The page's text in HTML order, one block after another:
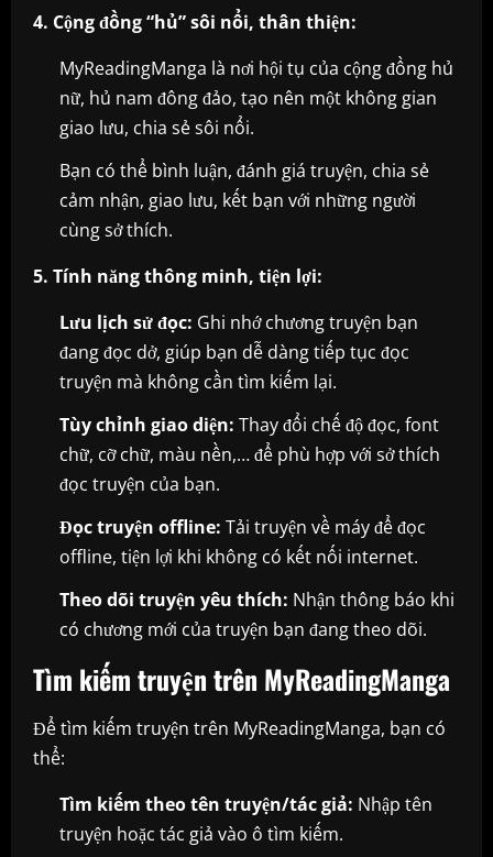
4. Cộng đồng “hủ” sôi nổi, thân thiện:
MyReadingManga là nơi hội tụ của cộng đồng hủ
nữ, hủ nam đông đảo, tạo nên một không gian
giao lưu, chia sẻ sôi nổi.
Bạn có thể bình luận, đánh giá truyện, chia sẻ
cảm nhận, giao lưu, kết bạn với những người
cùng sở thích.
5. Tính năng thông minh, tiện lợi:
Lưu lịch sử đọc: Ghi nhớ chương truyện bạn
đang đọc dở, giúp bạn dễ dàng tiếp tục đọc
truyện mà không cần tìm kiếm lại.
Tùy chỉnh giao diện: Thay đổi chế độ đọc, font
chữ, cỡ chữ, màu nền,… để phù hợp với sở thích
đọc truyện của bạn.
Đọc truyện offline: Tải truyện về máy để đọc
offline, tiện lợi khi không có kết nối internet.
Theo dõi truyện yêu thích: Nhận thông báo khi
có chương mới của truyện bạn đang theo dõi.
Tìm kiếm truyện trên MyReadingManga
Để tìm kiếm truyện trên MyReadingManga, bạn có
thể:
Tìm kiếm theo tên truyện/tác giả: Nhập tên
truyện hoặc tác giả vào ô tìm kiếm.